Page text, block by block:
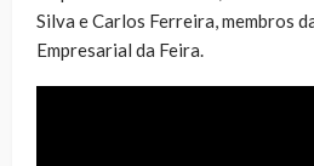
Silva e Carlos Ferreira, membros
Empresarial da Feira.